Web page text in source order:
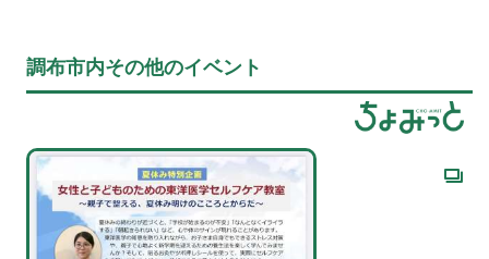
調布市内その他のイベント